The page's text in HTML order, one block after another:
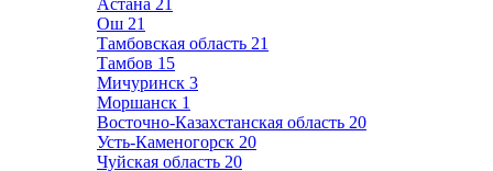
Астана 21
Ош 21
Тамбовская область 21
Тамбов 15
Мичуринск 3
Моршанск 1
Восточно-Казахстанская область 20
Усть-Каменогорск 20
Чуйская область 20